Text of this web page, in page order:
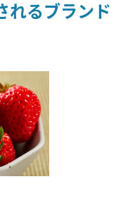
れるブランド